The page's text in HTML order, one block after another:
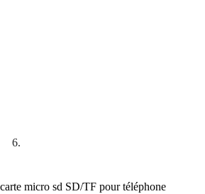
carte micro sd SD/TF pour téléphone